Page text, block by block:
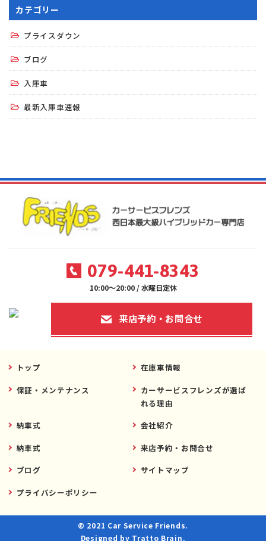
カテゴリー
プライスダウン
ブログ
入庫車
最新入庫車速報
079-441-8343
10:00～20:00 / 水曜日定休
来店予約・お問合せ
トップ
在庫車情報
保証・メンテナンス
カーサービスフレンズが選ば
れる理由
納車式
会社紹介
納車式
来店予約・お問合せ
ブログ
サイトマップ
プライバシーポリシー
© 2021 Car Service Friends.
Designed by Tratto Brain.